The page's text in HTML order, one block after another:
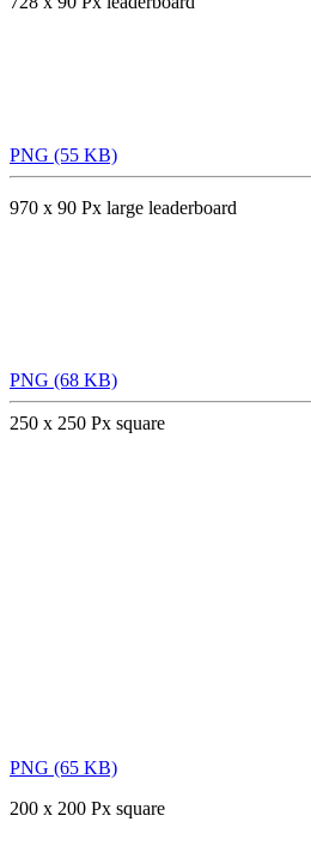
PNG (55 KB)
970 x 90 Px large leaderboard
PNG (68 KB)
250 x 250 Px square
PNG (65 KB)
200 x 200 Px square